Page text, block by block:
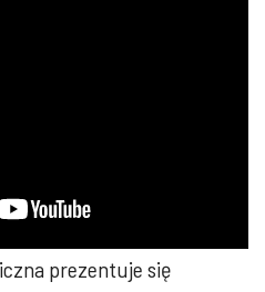
prezentuje się